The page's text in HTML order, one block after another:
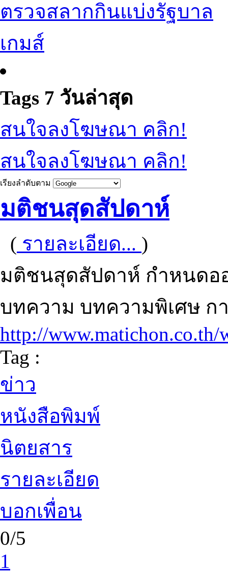
ตรวจสลากกินแบ่งรัฐบาล
เกมส์
Tags 7 วันล่าสุด
สนใจลงโฆษณา คลิก!
สนใจลงโฆษณา คลิก!
เรียงลำดับตาม
มติชนสุดสัปดาห์
( รายละเอียด... )
มติชนสุดสัปดาห์ กำหนดอ
บทความ บทความพิเศษ ก
http://www.matichon.co.th/
Tag :
ข่าว
หนังสือพิมพ์
นิตยสาร
รายละเอียด
บอกเพื่อน
0/5
1